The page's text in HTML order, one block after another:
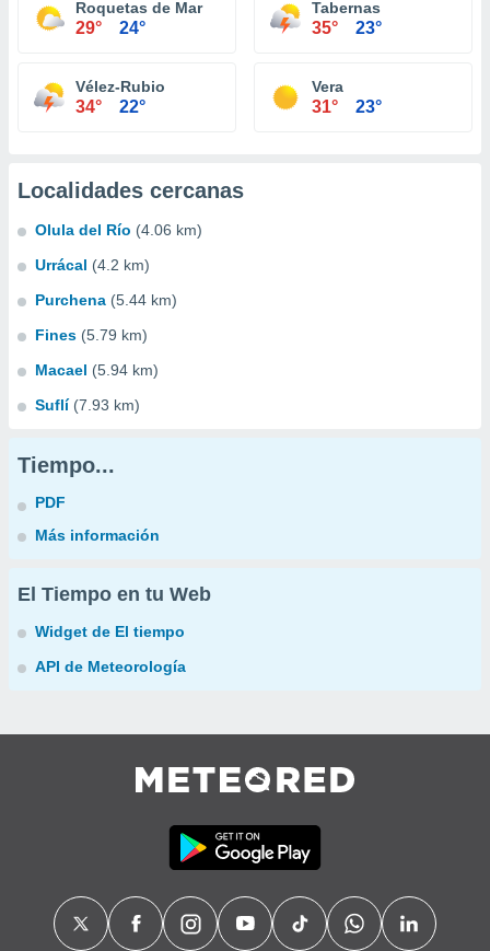
Roquetas de Mar
29° 24°
Tabernas
35° 23°
Vélez-Rubio
34° 22°
Vera
31° 23°
Localidades cercanas
Olula del Río (4.06 km)
Urrácal (4.2 km)
Purchena (5.44 km)
Fines (5.79 km)
Macael (5.94 km)
Suflí (7.93 km)
Tiempo...
PDF
Más información
El Tiempo en tu Web
Widget de El tiempo
API de Meteorología